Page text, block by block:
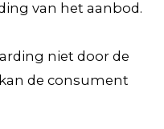
van het aanbod.
niet door de
de consument